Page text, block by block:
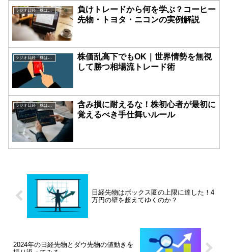
ラジオ日経「株は技術だ！」
負けトレードから何を学ぶ？コーヒー
先物・トヨタ・ニコンの実例解説
ラジオ日経「株は技術だ！」
株価乱高下でもOK｜世界情勢を無視
して勝つ相場流トレード術
ラジオ日経「株は技術だ！」
含み損に耐えるな！株初心者が最初に
覚えるべき手仕舞いルール
日経先物はボックス圏の上限に達した！4
万円の壁を超えてゆくのか？
2024年の日経先物とダウ先物の値動きを